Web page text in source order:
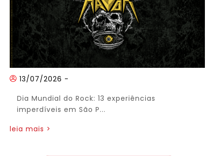
13/07/2026 -
Dia Mundial do Rock: 13 experiências
imperdíveis em São P...
leia mais >